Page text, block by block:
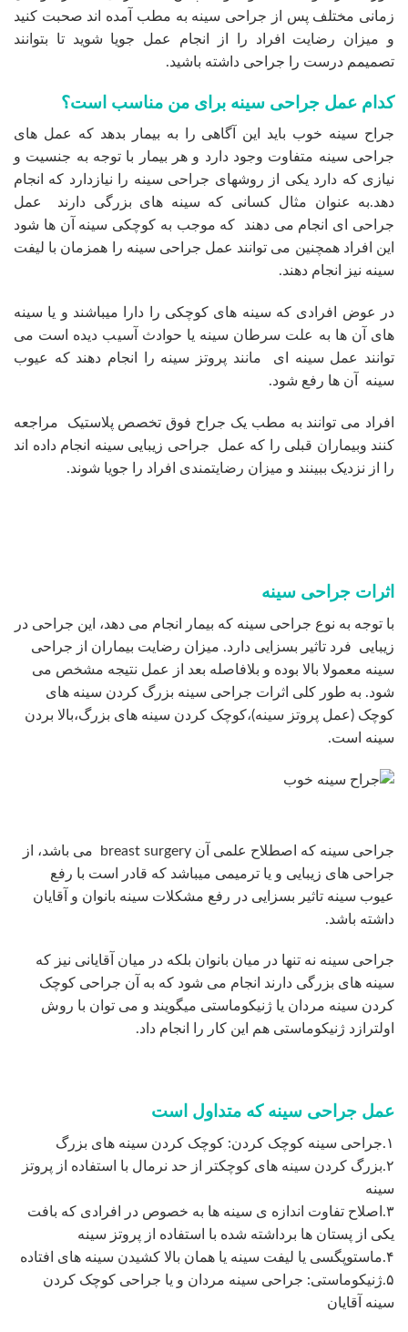
زمانی مختلف پس از جراحی سینه به مطب آمده اند صحبت کنید
و میزان رضایت افراد را از انجام عمل جویا شوید تا بتوانند
تصمیمم درست را جراحی داشته باشید.
کدام عمل جراحی سینه برای من مناسب است؟
جراح سینه خوب باید این آگاهی را به بیمار بدهد که عمل های
جراحی سینه متفاوت وجود دارد و هر بیمار با توجه به جنسیت و
نیازی که دارد یکی از روشهای جراحی سینه را نیازدارد که انجام
دهد.به عنوان مثال کسانی که سینه های بزرگی دارند عمل
جراحی ای انجام می دهند که موجب به کوچکی سینه آن ها شود
این افراد همچنین می توانند عمل جراحی سینه را همزمان با لیفت
سینه نیز انجام دهند.
در عوض افرادی که سینه های کوچکی را دارا میباشند و یا سینه
های آن ها به علت سرطان سینه یا حوادث آسیب دیده است می
توانند عمل سینه ای مانند پروتز سینه را انجام دهند که عیوب
سینه آن ها رفع شود.
افراد می توانند به مطب یک جراح فوق تخصص پلاستیک مراجعه
کنند وبیماران قبلی را که عمل جراحی زیبایی سینه انجام داده اند
را از نزدیک ببینند و میزان رضایتمندی افراد را جویا شوند.
اثرات جراحی سینه
با توجه به نوع جراحی سینه که بیمار انجام می دهد، این جراحی در
زیبایی فرد تاثیر بسزایی دارد. میزان رضایت بیماران از جراحی
سینه معمولا بالا بوده و بلافاصله بعد از عمل نتیجه مشخص می
شود. به طور کلی اثرات جراحی سینه بزرگ کردن سینه های
کوچک (عمل پروتز سینه)،کوچک کردن سینه های بزرگ،بالا بردن
سینه است.
جراحی سینه که اصطلاح علمی آن breast surgery می باشد، از
جراحی های زیبایی و یا ترمیمی میباشد که قادر است با رفع
عیوب سینه تاثیر بسزایی در رفع مشکلات سینه بانوان و آقایان
داشته باشد.
جراحی سینه نه تنها در میان بانوان بلکه در میان آقایانی نیز که
سینه های بزرگی دارند انجام می شود که به آن جراحی کوچک
کردن سینه مردان یا ژنیکوماستی میگویند و می توان با روش
اولترازد ژنیکوماستی هم این کار را انجام داد.
عمل جراحی سینه که متداول است
۱.جراحی سینه کوچک کردن: کوچک کردن سینه های بزرگ
۲.بزرگ کردن سینه های کوچکتر از حد نرمال با استفاده از پروتز
سینه
۳.اصلاح تفاوت اندازه ی سینه ها به خصوص در افرادی که بافت
یکی از پستان ها برداشته شده با استفاده از پروتز سینه
۴.ماستوپگسی یا لیفت سینه یا همان بالا کشیدن سینه های افتاده
۵.ژنیکوماستی: جراحی سینه مردان و یا جراحی کوچک کردن
سینه آقایان